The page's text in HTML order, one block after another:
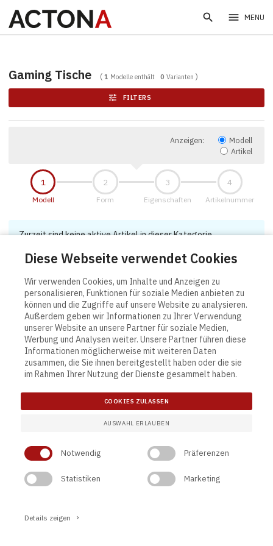
Diese Webseite verwendet Cookies
Wir verwenden Cookies, um Inhalte und Anzeigen zu
personalisieren, Funktionen für soziale Medien anbieten zu
können und die Zugriffe auf unsere Website zu analysieren.
Außerdem geben wir Informationen zu Ihrer Verwendung
unserer Website an unsere Partner für soziale Medien,
Werbung und Analysen weiter. Unsere Partner führen diese
Informationen möglicherweise mit weiteren Daten
zusammen, die Sie ihnen bereitgestellt haben oder die sie
im Rahmen Ihrer Nutzung der Dienste gesammelt haben.
AUSWAHL ERLAUBEN
COOKIES ZULASSEN
Notwendig Präferenzen
Statistiken Marketing
Details zeigen keyboard_arrow_right
search menu MENU
Gaming Tische 1 Modelle enthält0 Varianten
tune FILTERS
Anzeigen:
Modell
Artikel
Modell Form Eigenschaften Artikelnummer
Zurzeit sind keine aktive Artikel in dieser Kategorie
Contact
Actona Group A/S
Smedegaardvej 6, Tvis
CVR 12143745
Links
Allgemeine Verkaufs- und
Lieferungsbedingungen
Privacy Policy
Cookie-Einstellung
Copyright 2026 Actona. Alle Rechte vorbehalten